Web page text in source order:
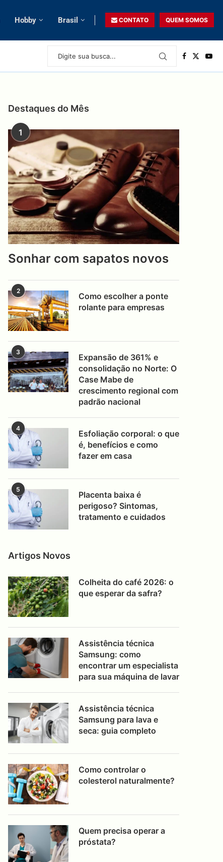
Hobby Brasil CONTATO QUEM SOMOS
Destaques do Mês
1
Sonhar com sapatos novos
2
Como escolher a ponte
rolante para empresas
3
Expansão de 361% e
consolidação no Norte: O
Case Mabe de
crescimento regional com
padrão nacional
4
Esfoliação corporal: o que
é, benefícios e como
fazer em casa
5
Placenta baixa é
perigoso? Sintomas,
tratamento e cuidados
Artigos Novos
Colheita do café 2026: o
que esperar da safra?
Assistência técnica
Samsung: como
encontrar um especialista
para sua máquina de lavar
Assistência técnica
Samsung para lava e
seca: guia completo
Como controlar o
colesterol naturalmente?
Quem precisa operar a
próstata?